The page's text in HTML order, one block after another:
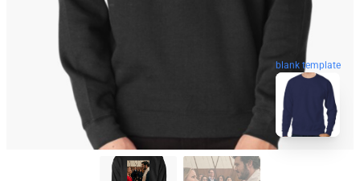
blank template